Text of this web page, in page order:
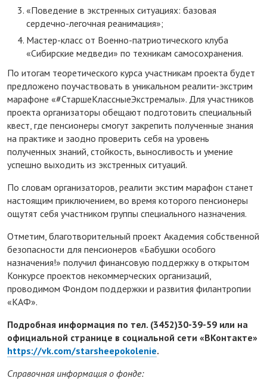
«Поведение в экстренных ситуациях: базовая
сердечно-легочная реанимация»;
Мастер-класс от Военно-патриотического клуба
«Сибирские медведи» по техникам самосохранения.
По итогам теоретического курса участникам проекта будет
предложено поучаствовать в уникальном реалити-экстрим
марафоне «#СтаршеКлассныеЭкстремалы». Для участников
проекта организаторы обещают подготовить специальный
квест, где пенсионеры смогут закрепить полученные знания
на практике и заодно проверить себя на уровень
полученных знаний, стойкость, выносливость и умение
успешно выходить из экстренных ситуаций.
По словам организаторов, реалити экстим марафон станет
настоящим приключением, во время которого пенсионеры
ощутят себя участником группы специального назначения.
Отметим, благотворительный проект Академия собственной
безопасности для пенсионеров «Бабушки особого
назначения!» получил финансовую поддержку в открытом
Конкурсе проектов некоммерческих организаций,
проводимом Фондом поддержки и развития филантропии
«КАФ».
Подробная информация по тел. (3452)30-39-59 или на
официальной странице в социальной сети «ВКонтакте»
https://vk.com/starsheepokolenie.
Справочная информация о фонде: